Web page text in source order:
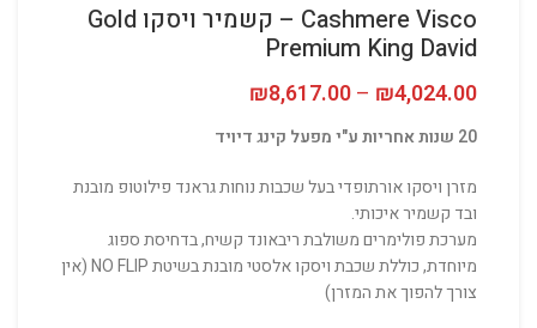
Cashmere Visco – קשמיר ויסקו Gold
Premium King David
₪4,024.00
–
₪8,617.00
20 שנות אחריות ע"י מפעל קינג דיויד
מזרן ויסקו אורתופדי בעל שכבות נוחות גראנד פילוטופ מובנת
ובד קשמיר איכותי.
מערכת פולימרים משולבת ריבאונד קשיח, בדחיסת ספוג
מיוחדת, כוללת שכבת ויסקו אלסטי מובנת בשיטת NO FLIP (אין
צורך להפוך את המזרן)